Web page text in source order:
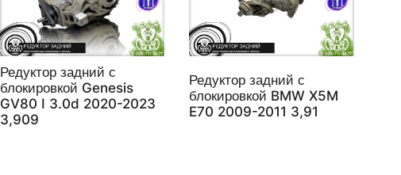
Редуктор задний с
блокировкой Genesis
GV80 I 3.0d 2020-2023
3,909
Редуктор задний с
блокировкой BMW X5M
E70 2009-2011 3,91